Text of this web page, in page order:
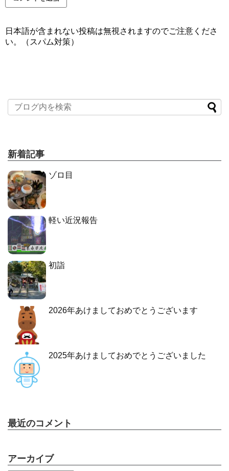
日本語が含まれない投稿は無視されますのでご注意くださ
い。（スパム対策）
新着記事
ゾロ目
軽い近況報告
初詣
2026年あけましておめでとうございます
2025年あけましておめでとうございました
最近のコメント
アーカイブ